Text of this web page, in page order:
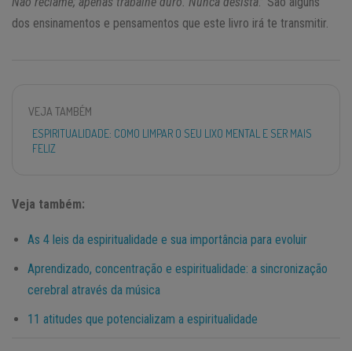
dos ensinamentos e pensamentos que este livro irá te transmitir
VEJA TAMBÉM
ESPIRITUALIDADE: COMO LIMPAR O SEU LIXO MENTAL E SER MAIS
FELIZ
Veja também:
As 4 leis da espiritualidade e sua importância para evoluir
Aprendizado, concentração e espiritualidade: a sincronização
cerebral através da música
11 atitudes que potencializam a espiritualidade